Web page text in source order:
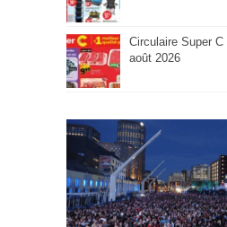
Circulaire Super
août 2026